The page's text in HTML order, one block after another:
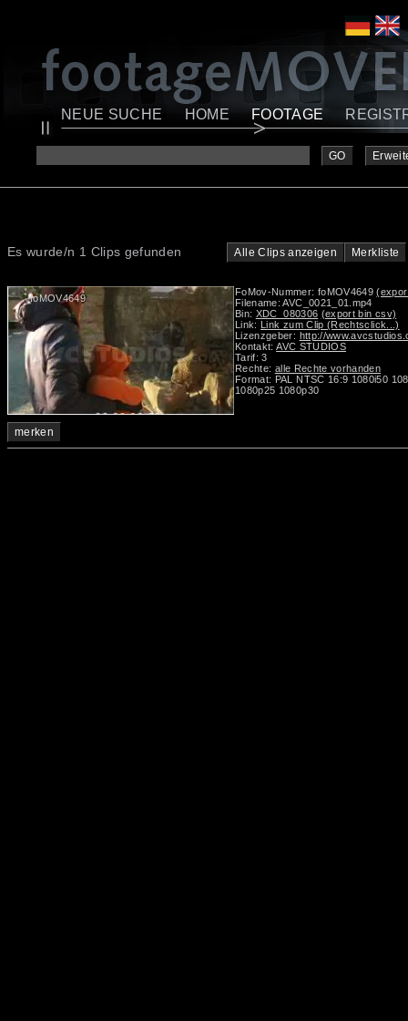
NEUE SUCHE HOME FOOTAGE
GO
Es wurde/n 1 Clips gefunden Alle Clips anzeigen Merkliste
foMOV4649
merken
FoMov-Nummer: foMOV4649
Filename: AVC_0021_01.mp4
Bin: XDC_080306 (export bin csv)
Link: Link zum Clip (Rechtsclick...)
Lizenzgeber: http://
Kontakt:AVC STUDIOS
Tarif: 3
Rechte: alle Rechte vorhanden
Format: PAL NTSC 16:9 1080i50
1080p25 1080p30